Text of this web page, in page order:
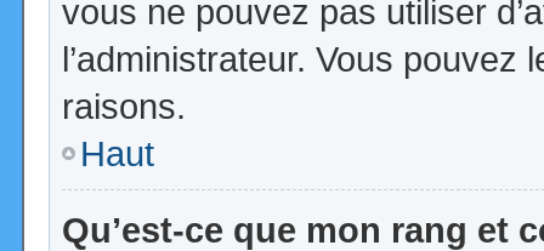
vous ne pouvez pas utiliser
l’administrateur. Vous
raisons.
Haut
Qu’est-ce que mon rang et